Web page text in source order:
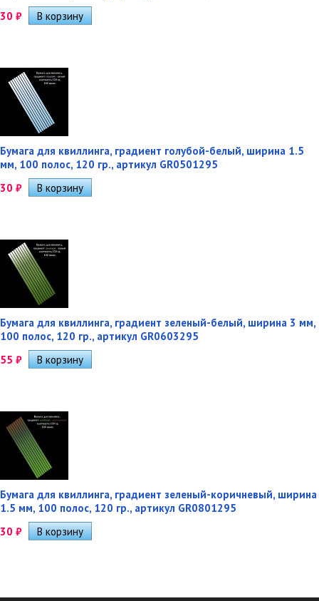
30 ₽
Бумага для квиллинга, градиент голубой-белый, ширина 1.5
мм, 100 полос, 120 гр., артикул GR0501295
30 ₽
Бумага для квиллинга, градиент зеленый-белый, ширина 3 мм,
100 полос, 120 гр., артикул GR0603295
55 ₽
Бумага для квиллинга, градиент зеленый-коричневый, ширина
1.5 мм, 100 полос, 120 гр., артикул GR0801295
30 ₽